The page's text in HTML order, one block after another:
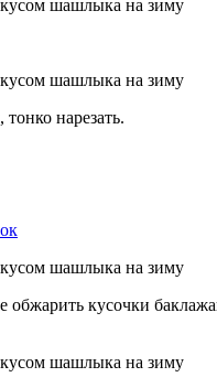
нарезать.
обжарить кусочки